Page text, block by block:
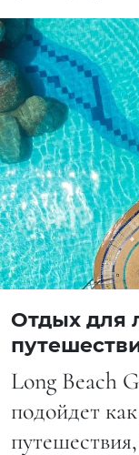
Отдых для
Long Beach
подойдет